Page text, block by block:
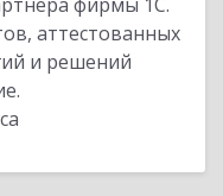
аттестованных
и решений